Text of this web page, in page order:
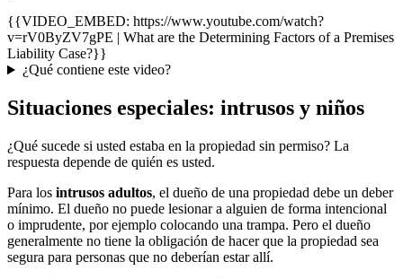
{{VIDEO_EMBED: https://www.youtube.com/watch?
v=rV0ByZV7gPE | What are the Determining Factors of a Premises
Liability Case?}}
¿Qué contiene este video?
Situaciones especiales: intrusos y niños
¿Qué sucede si usted estaba en la propiedad sin permiso? La
respuesta depende de quién es usted.
Para los intrusos adultos, el dueño de una propiedad debe un deber
mínimo. El dueño no puede lesionar a alguien de forma intencional
o imprudente, por ejemplo colocando una trampa. Pero el dueño
generalmente no tiene la obligación de hacer que la propiedad sea
segura para personas que no deberían estar allí.